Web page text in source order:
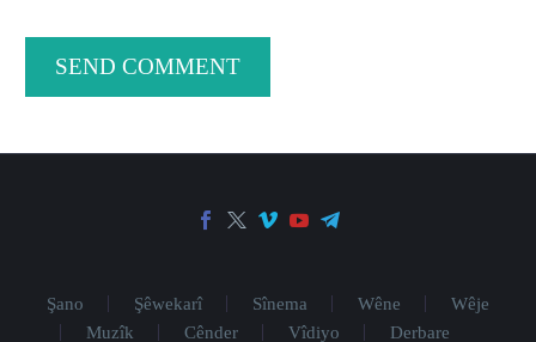
SEND COMMENT
Şano Şêwekarî Sînema Wêne
Wêje
Muzîk
Cênder Vîdiyo Derbare